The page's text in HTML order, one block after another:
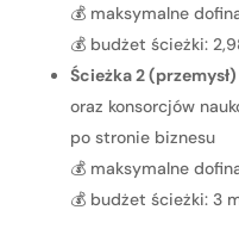
💰 maksymalne
💰 budżet ścieżki:
Ścieżka 2 (przemysł)
oraz konsorcjów
po stronie biznesu
💰 maksymalne
💰 budżet ścieżki: 3